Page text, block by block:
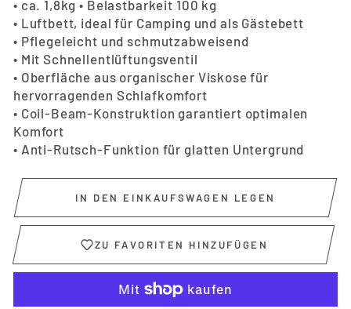
• ca. 1,8kg • Belastbarkeit 100 kg
• Luftbett, ideal für Camping und als Gästebett
• Pflegeleicht und schmutzabweisend
• Mit Schnellentlüftungsventil
• Oberfläche aus organischer Viskose für
hervorragenden Schlafkomfort
• Coil-Beam-Konstruktion garantiert optimalen
Komfort
• Anti-Rutsch-Funktion für glatten Untergrund
IN DEN EINKAUFSWAGEN LEGEN
ZU FAVORITEN HINZUFÜGEN